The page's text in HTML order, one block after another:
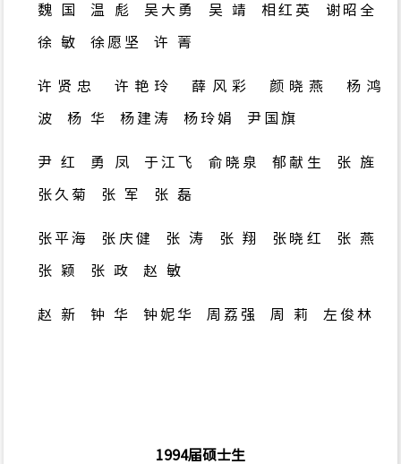
魏 国 温 彪 吴大勇 吴 靖 相红英 谢昭全
徐 敏 徐愿坚 许 菁
许贤忠 许艳玲 薛风彩 颜晓燕 杨鸿
波 杨 华 杨建涛 杨玲娟 尹国旗
尹 红 勇 凤 于江飞 俞晓泉郁献生 张 旌
张久菊 张 军 张 磊
张平海 张庆健 张 涛 张 翔 张晓红 张 燕
张 颖 张 政 赵 敏
赵 新 钟 华 钟妮华 周荔强 周 莉 左俊林
1994届硕士生